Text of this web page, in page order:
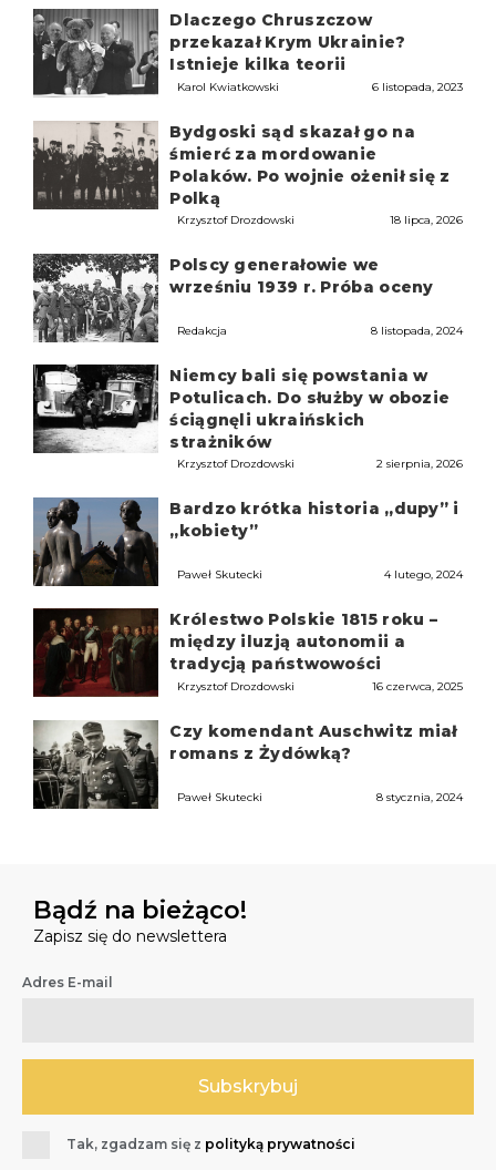
Dlaczego Chruszczow
przekazał Krym Ukrainie?
Istnieje kilka teorii
Karol Kwiatkowski 6 listopada, 2023
Bydgoski sąd skazał go na
śmierć za mordowanie
Polaków. Po wojnie ożenił się z
Polką
Krzysztof Drozdowski 18 lipca, 2026
Polscy generałowie we
wrześniu 1939 r. Próba oceny
Redakcja 8 listopada, 2024
Niemcy bali się powstania w
Potulicach. Do służby w obozie
ściągnęli ukraińskich
strażników
Krzysztof Drozdowski 2 sierpnia, 2026
Bardzo krótka historia „dupy” i
„kobiety”
Paweł Skutecki 4 lutego, 2024
Królestwo Polskie 1815 roku –
między iluzją autonomii a
tradycją państwowości
Krzysztof Drozdowski 16 czerwca, 2025
Czy komendant Auschwitz miał
romans z Żydówką?
Paweł Skutecki 8 stycznia, 2024
Bądź na bieżąco!
Zapisz się do newslettera
Adres E-mail
Tak, zgadzam się z polityką prywatności